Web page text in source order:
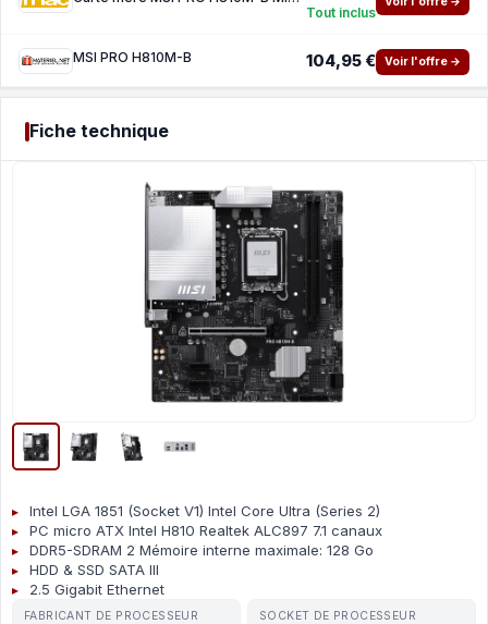
Tout inclus
MSI PRO H810M-B 104,95 € Voir l'offre →
Fiche technique
Intel LGA 1851 (Socket V1) Intel Core Ultra (Series 2)
PC micro ATX Intel H810 Realtek ALC897 7.1 canaux
DDR5-SDRAM 2 Mémoire interne maximale: 128 Go
HDD & SSD SATA III
2.5 Gigabit Ethernet
FABRICANT DE PROCESSEUR
SOCKET DE PROCESSEUR